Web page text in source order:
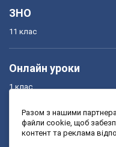
ЗНО
11 клас
Онлайн уроки
1 клас
3 клас
Разом з нашими
файли cookie, щоб
контент та реклама